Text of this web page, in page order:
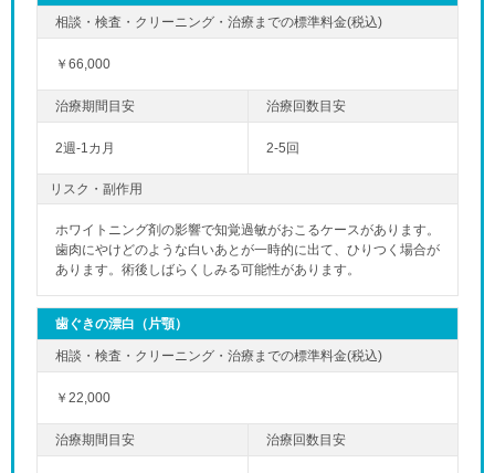
￥66,000
2週-1カ月 2-5回
リスク・副作用
ホワイトニング剤の影響で知覚過敏がおこるケースがあります。
歯肉にやけどのような白いあとが一時的に出て、ひりつく場合が
あります。術後しばらくしみる可能性があります。
歯ぐきの漂白（片顎）
￥22,000